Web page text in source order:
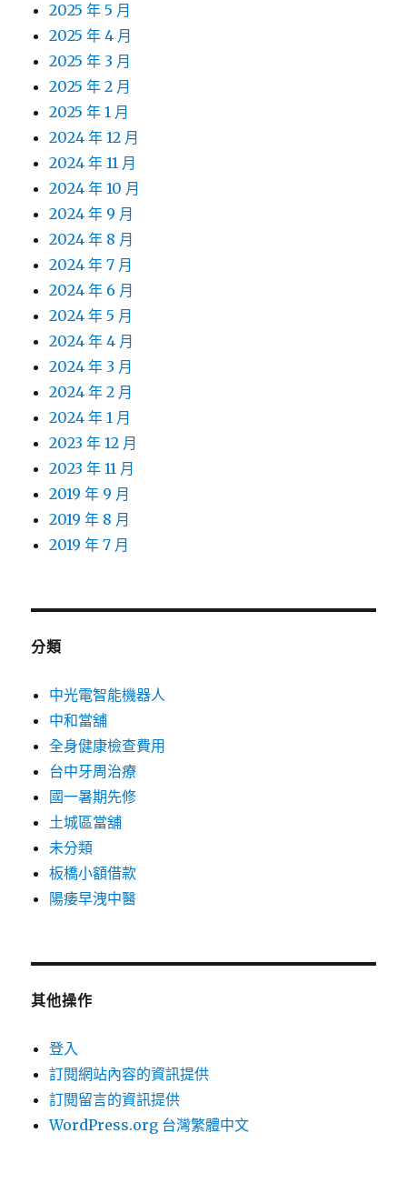
2025 年 5 月
2025 年 4 月
2025 年 3 月
2025 年 2 月
2025 年 1 月
2024 年 12 月
2024 年 11 月
2024 年 10 月
2024 年 9 月
2024 年 8 月
2024 年 7 月
2024 年 6 月
2024 年 5 月
2024 年 4 月
2024 年 3 月
2024 年 2 月
2024 年 1 月
2023 年 12 月
2023 年 11 月
2019 年 9 月
2019 年 8 月
2019 年 7 月
分類
中光電智能機器人
中和當舖
全身健康檢查費用
台中牙周治療
國一暑期先修
土城區當舖
未分類
板橋小額借款
陽痿早洩中醫
其他操作
登入
訂閱網站內容的資訊提供
訂閱留言的資訊提供
WordPress.org 台灣繁體中文